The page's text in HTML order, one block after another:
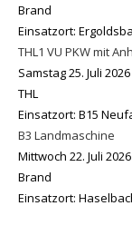
Brand
Einsatzort:
THL1 VU PKW mit
Samstag 25. Juli 2026
THL
Einsatzort: B15
B3 Landmaschine
Mittwoch 22. Juli 2026
Brand
Einsatzort: